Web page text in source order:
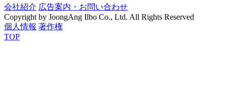
会社紹介 広告案内・お問い合わせ
Copyright by JoongAng Ilbo Co., Ltd. All Rights Reserved
個人情報 著作権
TOP